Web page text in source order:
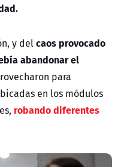
y delcaos provocado
abandonar el
para
en los módulos
robando diferentes